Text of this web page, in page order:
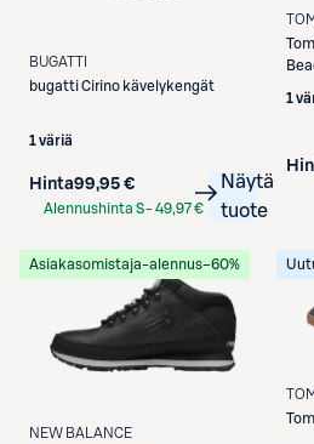
BUGATTI
bugattiCirino kävelykengät
1 väriä
Hinta99,95 €
Alennushinta S-49,97 €
Näytä
tuote
1
Asiakasomistaja-alennus−60%
NEW BALANCE